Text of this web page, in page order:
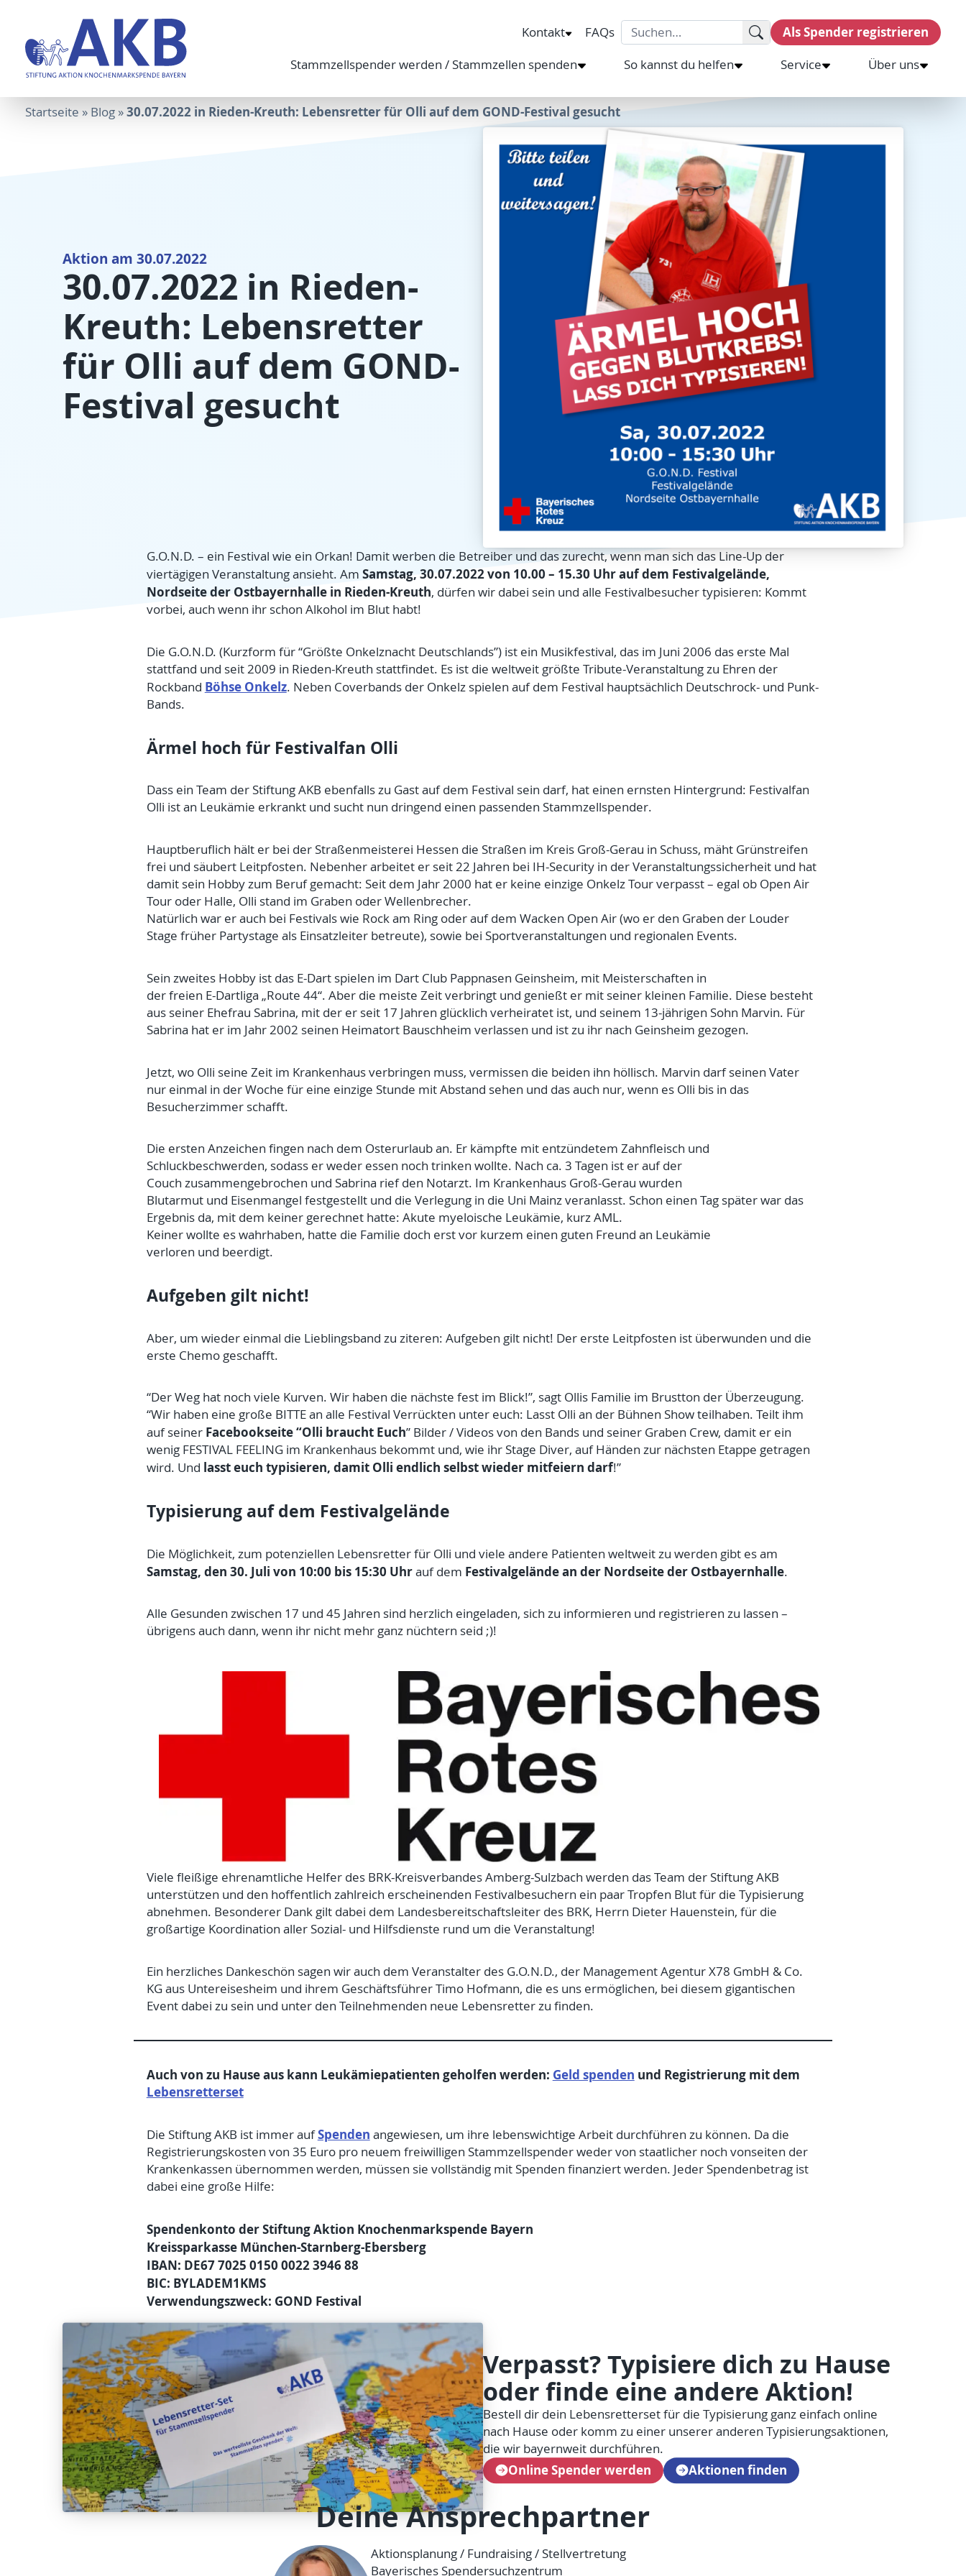
Kontakt FAQs Search for: Als Spender registrieren
Stammzellspender werden / Stammzellen spenden So kannst du helfen Service Über uns
Startseite » Blog»30.07.2022 in Rieden-Kreuth: Lebensretter für Olli auf dem GOND-Festival gesucht
Aktion am 30.07.2022
30.07.2022 in Rieden-
Kreuth: Lebensretter
für Olli auf dem GOND-
Festival gesucht
G.O.N.D. – ein Festival wie ein Orkan! Damit werben die Betreiber und das zurecht, wenn man sich das Line-Up der
viertägigen Veranstaltung ansieht. Am Samstag, 30.07.2022 von 10.00 – 15.30 Uhr auf dem Festivalgelände,
Nordseite der Ostbayernhalle in Rieden-Kreuth, dürfen wir dabei sein und alle Festivalbesucher typisieren: Kommt
vorbei, auch wenn ihr schon Alkohol im Blut habt!
Die G.O.N.D. (Kurzform für “Größte Onkelznacht Deutschlands”) ist ein Musikfestival, das im Juni 2006 das erste Mal
stattfand und seit 2009 in Rieden-Kreuth stattfindet. Es ist die weltweit größte Tribute-Veranstaltung zu Ehren der
Rockband Böhse Onkelz. Neben Coverbands der Onkelz spielen auf dem Festival hauptsächlich Deutschrock- und Punk-
Bands.
Ärmel hoch für Festivalfan Olli
Dass ein Team der Stiftung AKB ebenfalls zu Gast auf dem Festival sein darf, hat einen ernsten Hintergrund: Festivalfan
Olli ist an Leukämie erkrankt und sucht nun dringend einen passenden Stammzellspender.
Hauptberuflich hält er bei der Straßenmeisterei Hessen die Straßen im Kreis Groß-Gerau in Schuss, mäht Grünstreifen
frei und säubert Leitpfosten. Nebenher arbeitet er seit 22 Jahren bei IH-Security in der Veranstaltungssicherheit und hat
damit sein Hobby zum Beruf gemacht: Seit dem Jahr 2000 hat er keine einzige Onkelz Tour verpasst – egal ob Open Air
Tour oder Halle, Olli stand im Graben oder Wellenbrecher.
Natürlich war er auch bei Festivals wie Rock am Ring oder auf dem Wacken Open Air (wo er den Graben der Louder
Stage früher Partystage als Einsatzleiter betreute), sowie bei Sportveranstaltungen und regionalen Events.
Sein zweites Hobby ist das E-Dart spielen im Dart Club Pappnasen Geinsheim, mit Meisterschaften in
der freien E-Dartliga „Route 44“. Aber die meiste Zeit verbringt und genießt er mit seiner kleinen Familie. Diese besteht
aus seiner Ehefrau Sabrina, mit der er seit 17 Jahren glücklich verheiratet ist, und seinem 13-jährigen Sohn Marvin. Für
Sabrina hat er im Jahr 2002 seinen Heimatort Bauschheim verlassen und ist zu ihr nach Geinsheim gezogen.
Jetzt, wo Olli seine Zeit im Krankenhaus verbringen muss, vermissen die beiden ihn höllisch. Marvin darf seinen Vater
nur einmal in der Woche für eine einzige Stunde mit Abstand sehen und das auch nur, wenn es Olli bis in das
Besucherzimmer schafft.
Die ersten Anzeichen fingen nach dem Osterurlaub an. Er kämpfte mit entzündetem Zahnfleisch und
Schluckbeschwerden, sodass er weder essen noch trinken wollte. Nach ca. 3 Tagen ist er auf der
Couch zusammengebrochen und Sabrina rief den Notarzt. Im Krankenhaus Groß-Gerau wurden
Blutarmut und Eisenmangel festgestellt und die Verlegung in die Uni Mainz veranlasst. Schon einen Tag später war das
Ergebnis da, mit dem keiner gerechnet hatte: Akute myeloische Leukämie, kurz AML.
Keiner wollte es wahrhaben, hatte die Familie doch erst vor kurzem einen guten Freund an Leukämie
verloren und beerdigt.
Aufgeben gilt nicht!
Aber, um wieder einmal die Lieblingsband zu ziteren: Aufgeben gilt nicht! Der erste Leitpfosten ist überwunden und die
erste Chemo geschafft.
“Der Weg hat noch viele Kurven. Wir haben die nächste fest im Blick!”, sagt Ollis Familie im Brustton der Überzeugung.
“Wir haben eine große BITTE an alle Festival Verrückten unter euch: Lasst Olli an der Bühnen Show teilhaben. Teilt ihm
auf seiner Facebookseite “Olli braucht Euch” Bilder / Videos von den Bands und seiner Graben Crew, damit er ein
wenig FESTIVAL FEELING im Krankenhaus bekommt und, wie ihr Stage Diver, auf Händen zur nächsten Etappe getragen
wird. Und lasst euch typisieren, damit Olli endlich selbst wieder mitfeiern darf!”
Typisierung auf dem Festivalgelände
Die Möglichkeit, zum potenziellen Lebensretter für Olli und viele andere Patienten weltweit zu werden gibt es am
Samstag, den 30. Juli von 10:00 bis 15:30 Uhrauf dem Festivalgelände an der Nordseite der Ostbayernhalle.
Alle Gesunden zwischen 17 und 45 Jahren sind herzlich eingeladen, sich zu informieren und registrieren zu lassen –
übrigens auch dann, wenn ihr nicht mehr ganz nüchtern seid ;)!
Viele fleißige ehrenamtliche Helfer des BRK-Kreisverbandes Amberg-Sulzbach werden das Team der Stiftung AKB
unterstützen und den hoffentlich zahlreich erscheinenden Festivalbesuchern ein paar Tropfen Blut für die Typisierung
abnehmen. Besonderer Dank gilt dabei dem Landesbereitschaftsleiter des BRK, Herrn Dieter Hauenstein, für die
großartige Koordination aller Sozial- und Hilfsdienste rund um die Veranstaltung!
Ein herzliches Dankeschön sagen wir auch dem Veranstalter des G.O.N.D., der Management Agentur X78 GmbH & Co.
KG aus Untereisesheim und ihrem Geschäftsführer Timo Hofmann, die es uns ermöglichen, bei diesem gigantischen
Event dabei zu sein und unter den Teilnehmenden neue Lebensretter zu finden.
Auch von zu Hause aus kann Leukämiepatienten geholfen werden: Geld spenden und Registrierung mit dem
Lebensretterset
Die Stiftung AKB ist immer aufSpenden angewiesen, um ihre lebenswichtige Arbeit durchführen zu können. Da die
Registrierungskosten von 35 Euro pro neuem freiwilligen Stammzellspender weder von staatlicher noch vonseiten der
Krankenkassen übernommen werden, müssen sie vollständig mit Spenden finanziert werden. Jeder Spendenbetrag ist
dabei eine große Hilfe:
Spendenkonto der Stiftung Aktion Knochenmarkspende Bayern
Kreissparkasse München-Starnberg-Ebersberg
IBAN: DE67 7025 0150 0022 3946 88
BIC: BYLADEM1KMS
Verwendungszweck: GOND Festival
Verpasst? Typisiere dich zu Hause
oder finde eine andere Aktion!
Bestell dir dein Lebensretterset für die Typisierung ganz einfach online
nach Hause oder komm zu einer unserer anderen Typisierungsaktionen,
die wir bayernweit durchführen.
Online Spender werden Aktionen finden
Deine Ansprechpartner
Aktionsplanung / Fundraising / Stellvertretung
Bayerisches Spendersuchzentrum